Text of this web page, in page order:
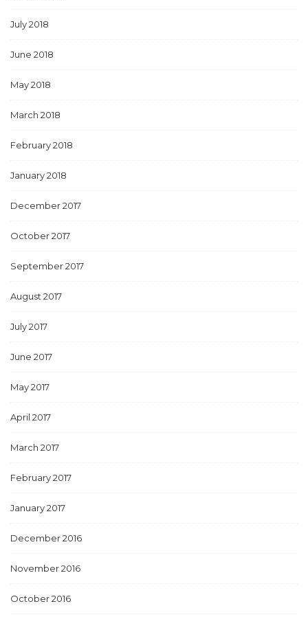
July 2018
June 2018
May 2018
March 2018
February 2018
January 2018
December 2017
October 2017
September 2017
August 2017
July 2017
June 2017
May 2017
April 2017
March 2017
February 2017
January 2017
December 2016
November 2016
October 2016